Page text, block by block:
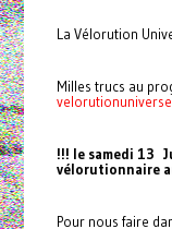
La Vélorution
Milles trucs au
!!! le samedi 13
vélorutionnaire
Pour nous faire